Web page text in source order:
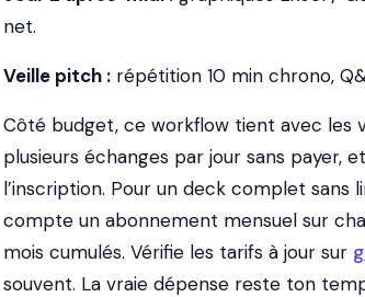
net.
Veille pitch : répétition 10 min chrono,
Côté budget, ce workflow tient avec les
plusieurs échanges par jour sans payer,
l’inscription. Pour un deck complet
compte un abonnement mensuel sur
mois cumulés. Vérifie les tarifs à jour sur
souvent. La vraie dépense reste ton